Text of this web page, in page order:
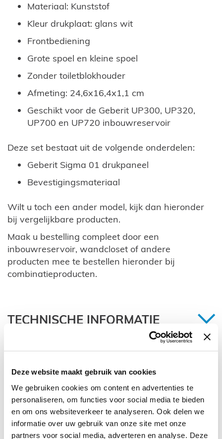
Deze website maakt gebruik van cookies
We gebruiken cookies om content en advertenties te
personaliseren, om functies voor social media te bieden
en om ons websiteverkeer te analyseren. Ook delen we
informatie over uw gebruik van onze site met onze
partners voor social media, adverteren en analyse. Deze
Materiaal: Kunststof
Kleur drukplaat: glans wit
Frontbediening
Grote spoel en kleine spoel
Zonder toiletblokhouder
Afmeting: 24,6x16,4x1,1 cm
Geschikt voor de Geberit UP300, UP320,
UP700 en UP720 inbouwreservoir
Deze set bestaat uit de volgende onderdelen:
Geberit Sigma 01 drukpaneel
Bevestigingsmateriaal
Wilt u toch een ander model, kijk dan hieronder
bij vergelijkbare producten.
Maak u bestelling compleet door een
inbouwreservoir, wandcloset of andere
producten mee te bestellen hieronder bij
combinatieproducten.
TECHNISCHE INFORMATIE
ZIE OOK
Bedieningspaneel Bedieningsplaat